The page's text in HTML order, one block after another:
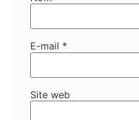
E-mail *
Site web